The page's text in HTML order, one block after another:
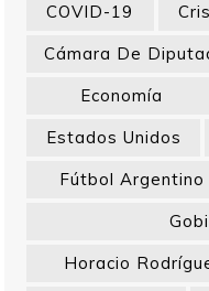
COVID-19
Cámara De
Economía
Estados Unidos
Fútbol Argentino
Horacio